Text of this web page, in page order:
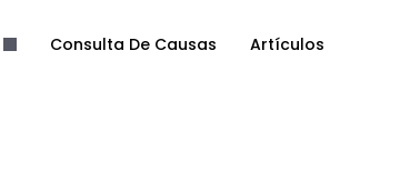
Consulta De Causas Artículos